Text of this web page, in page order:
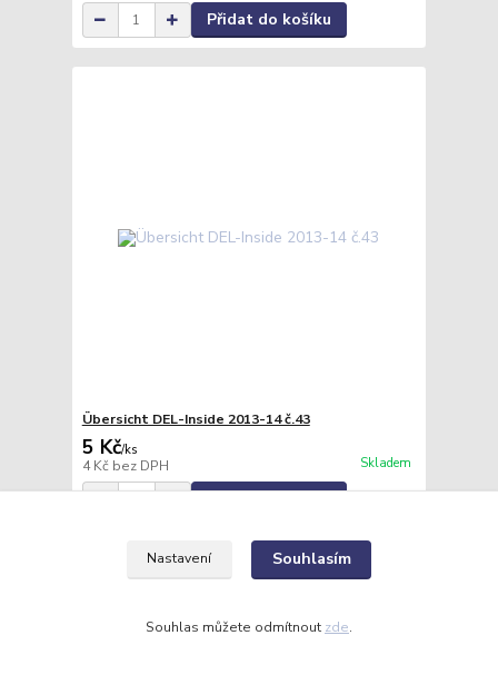
Přidat do košíku
Übersicht DEL-Inside 2013-14 č.43
5 Kč/ks
4 Kč bez DPH Skladem
Přidat do košíku
Nastavení Souhlasím
Souhlas můžete odmítnout zde.